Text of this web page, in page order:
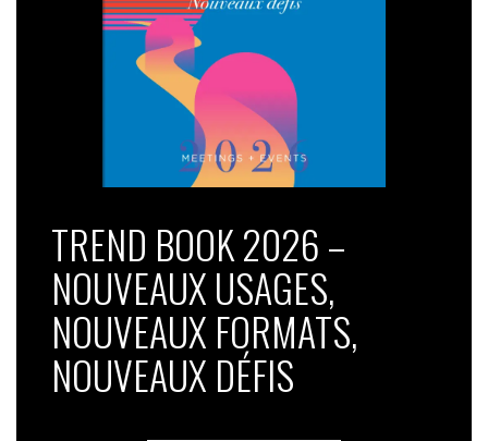
TREND BOOK 2026 –
NOUVEAUX USAGES,
NOUVEAUX FORMATS,
NOUVEAUX DÉFIS